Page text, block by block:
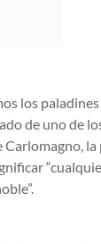
los
de uno de
Carlomagno, la